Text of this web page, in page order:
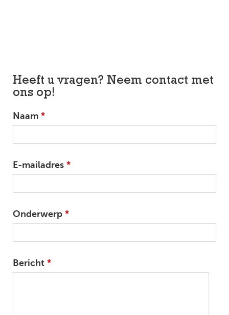
Heeft u vragen? Neem contact met
ons op!
Naam
E-mailadres
Onderwerp
Bericht